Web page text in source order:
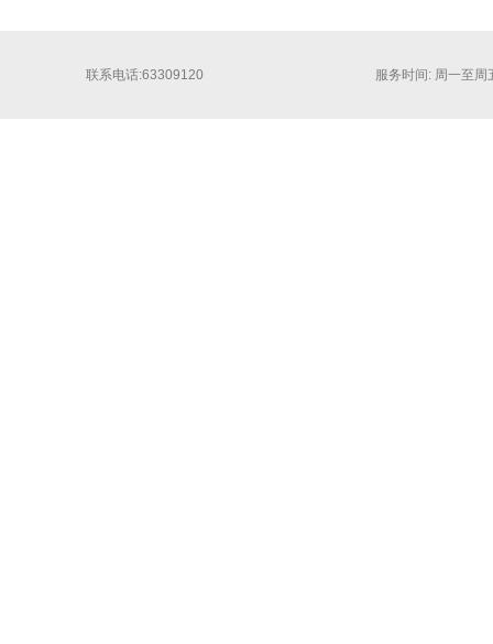
联系电话:63309120 服务时间: 周一至